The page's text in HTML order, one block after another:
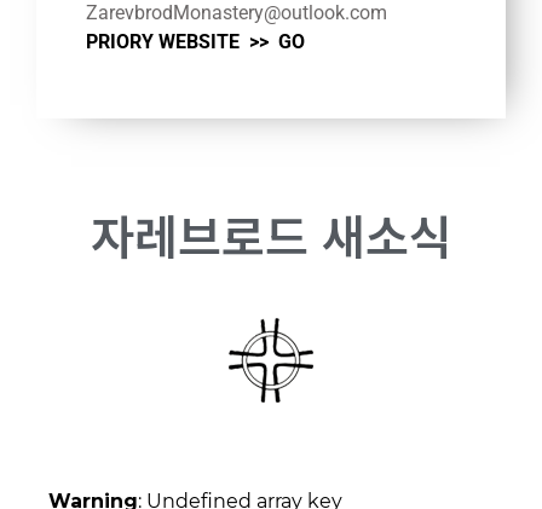
ZarevbrodMonastery@outlook.com
PRIORY WEBSITE >> GO
자레브로드 새소식
Warning: Undefined array key